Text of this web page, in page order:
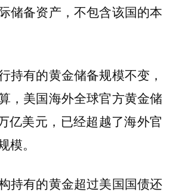
储备资产，不包含该国的本
持有的黄金储备规模不变，
，美国海外全球官方黄金储
亿美元，已经超越了海外官
模。
持有的黄金超过美国国债还